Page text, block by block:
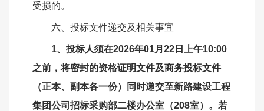
受损的。
六、投标文件递交及相关事宜
1、投标人须在2026年01月22日上午10:00
之前 ，将密封的资格证明文件及商务投标文件
（正本、副本各一份）同时递交至新路建设工程
集团公司 招标采购部二楼办公室（208室）。若